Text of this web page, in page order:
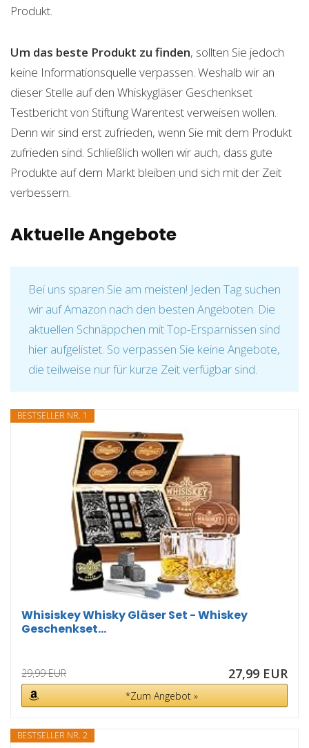
Produkt.
Um das beste Produkt zu finden, sollten Sie jedoch
keine Informationsquelle verpassen. Weshalb wir an
dieser Stelle auf den Whiskygläser Geschenkset
Testbericht von Stiftung Warentest verweisen wollen.
Denn wir sind erst zufrieden, wenn Sie mit dem Produkt
zufrieden sind. Schließlich wollen wir auch, dass gute
Produkte auf dem Markt bleiben und sich mit der Zeit
verbessern.
Aktuelle Angebote
Bei uns sparen Sie am meisten! Jeden Tag suchen
wir auf Amazon nach den besten Angeboten. Die
aktuellen Schnäppchen mit Top-Ersparnissen sind
hier aufgelistet. So verpassen Sie keine Angebote,
die teilweise nur für kurze Zeit verfügbar sind.
BESTSELLER NR. 1
Whisiskey Whisky Gläser Set - Whiskey
Geschenkset...
29,99 EUR 27,99 EUR
*Zum Angebot »
BESTSELLER NR. 2